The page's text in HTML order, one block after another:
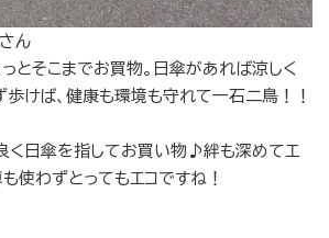
ん
っとそこまでお買物。日傘があれば涼しく
歩けば、健康も環境も守れて一石二鳥！！
く日傘を指してお買い物♪絆も深めてエ
使わずとってもエコですね！